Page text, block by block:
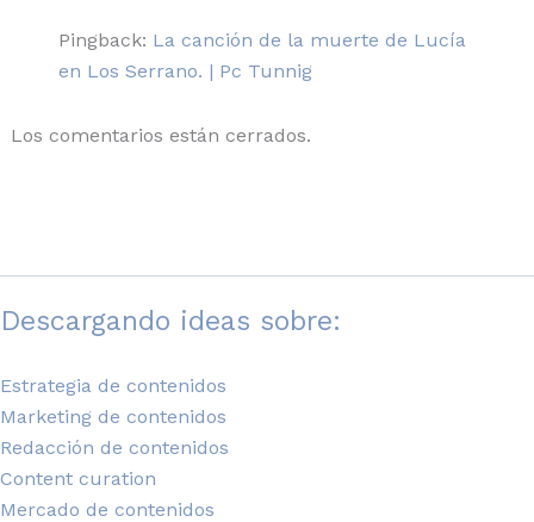
Pingback: La canción de la muerte de Lucía
en Los Serrano. | Pc Tunnig
Los comentarios están cerrados.
Descargando ideas sobre:
Estrategia de contenidos
Marketing de contenidos
Redacción de contenidos
Content curation
Mercado de contenidos